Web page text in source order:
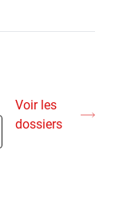
Voir les
dossiers